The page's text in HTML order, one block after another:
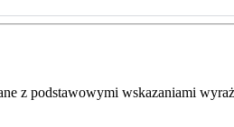
z podstawowymi wskazaniami